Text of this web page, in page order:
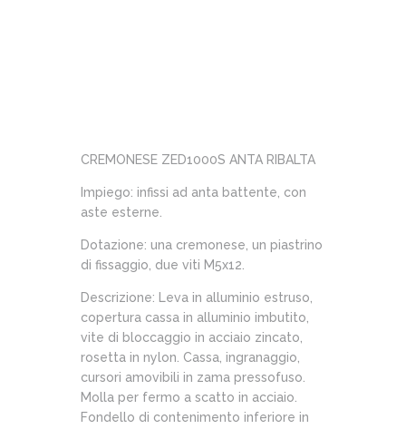
CREMONESE ZED1000S ANTA RIBALTA
Impiego: infissi ad anta battente, con
aste esterne.
Dotazione: una cremonese, un piastrino
di fissaggio, due viti M5x12.
Descrizione: Leva in alluminio estruso,
copertura cassa in alluminio imbutito,
vite di bloccaggio in acciaio zincato,
rosetta in nylon. Cassa, ingranaggio,
cursori amovibili in zama pressofuso.
Molla per fermo a scatto in acciaio.
Fondello di contenimento inferiore in